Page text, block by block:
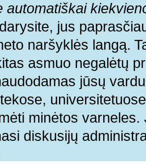
automatiškai
jus
naršyklės langą.
asmuo negalėtų
jūsų
minėtos
diskusijų